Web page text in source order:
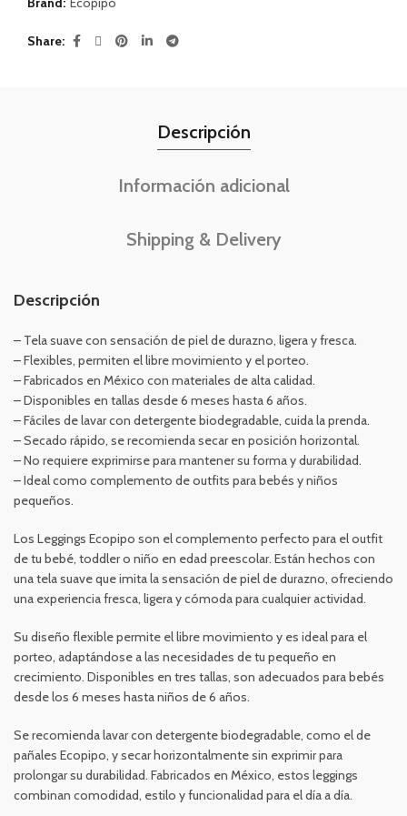
Share
Descripción
Información adicional
Shipping & Delivery
Descripción
– Tela suave con sensación de piel de durazno, ligera y fresca.
– Flexibles, permiten el libre movimiento y el porteo.
– Fabricados en México con materiales de alta calidad.
– Disponibles en tallas desde 6 meses hasta 6 años.
– Fáciles de lavar con detergente biodegradable, cuida la prenda.
– Secado rápido, se recomienda secar en posición horizontal.
– No requiere exprimirse para mantener su forma y durabilidad.
– Ideal como complemento de outfits para bebés y niños
pequeños.
Los Leggings Ecopipo son el complemento perfecto para el outfit
de tu bebé, toddler o niño en edad preescolar. Están hechos con
una tela suave que imita la sensación de piel de durazno, ofreciendo
una experiencia fresca, ligera y cómoda para cualquier actividad.
Su diseño flexible permite el libre movimiento y es ideal para el
porteo, adaptándose a las necesidades de tu pequeño en
crecimiento. Disponibles en tres tallas, son adecuados para bebés
desde los 6 meses hasta niños de 6 años.
Se recomienda lavar con detergente biodegradable, como el de
pañales Ecopipo, y secar horizontalmente sin exprimir para
prolongar su durabilidad. Fabricados en México, estos leggings
combinan comodidad, estilo y funcionalidad para el día a día.